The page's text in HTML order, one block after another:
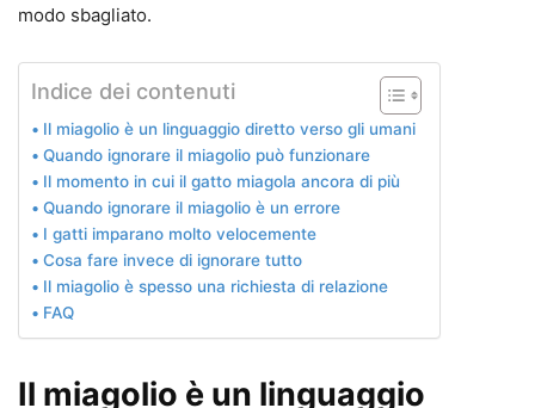
modo sbagliato.
Indice dei contenuti
Il miagolio è un linguaggio diretto verso gli umani
Quando ignorare il miagolio può funzionare
Il momento in cui il gatto miagola ancora di più
Quando ignorare il miagolio è un errore
I gatti imparano molto velocemente
Cosa fare invece di ignorare tutto
Il miagolio è spesso una richiesta di relazione
FAQ
Il miagolio è un linguaggio